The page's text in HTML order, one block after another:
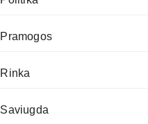
Pramogos
Rinka
Saviugda